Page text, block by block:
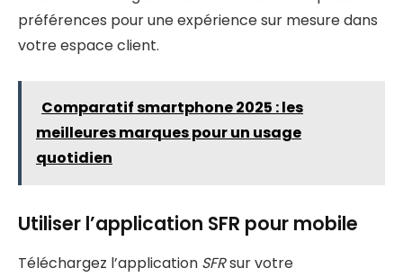
préférences pour une expérience sur mesure dans
votre espace client.
Comparatif smartphone 2025 : les
meilleures marques pour un usage
quotidien
Utiliser l’application SFR pour mobile
Téléchargez l’application SFRsur votre